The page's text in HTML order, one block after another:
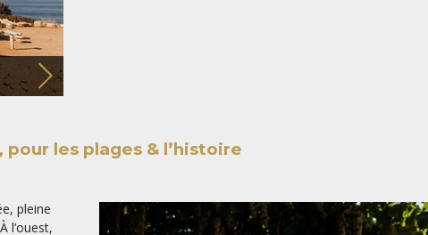
pour les plages & l’histoire
pleine
l’ouest,